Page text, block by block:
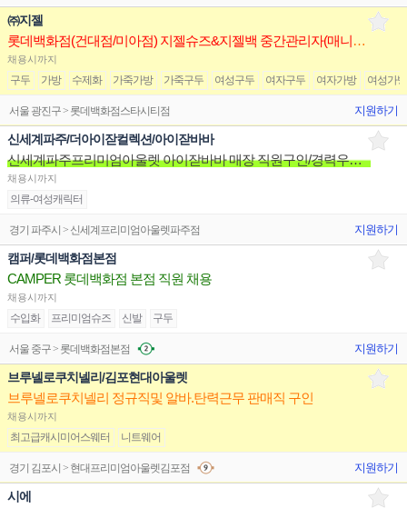
㈜지젤
롯데백화점(건대점/미아점) 지젤슈즈&지젤백 중간관리자(매니저) 구인합니다
채용시까지
구두 가방 수제화 가죽가방 가죽구두 여성구두 여자구두 여자가방 여성가방
서울 광진구 > 롯데백화점스타시티점 지원하기
신세계파주/더아이잗컬렉션/아이잗바바
신세계파주프리미엄아울렛 아이잗바바 매장 직원구인/경력우대/분위기좋은매장/장기근무환영
채용시까지
의류-여성캐릭터
경기 파주시 > 신세계프리미엄아울렛파주점 지원하기
캠퍼/롯데백화점본점
CAMPER 롯데백화점 본점 직원 채용
채용시까지
수입화 프리미엄슈즈 신발 구두
서울 중구 > 롯데백화점본점 지원하기
브루넬로쿠치넬리/김포현대아울렛
브루넬로쿠치넬리 정규직및 알바.탄력근무 판매직 구인
채용시까지
최고급캐시미어스웨터 니트웨어
경기 김포시 > 현대프리미엄아울렛김포점 지원하기
시에